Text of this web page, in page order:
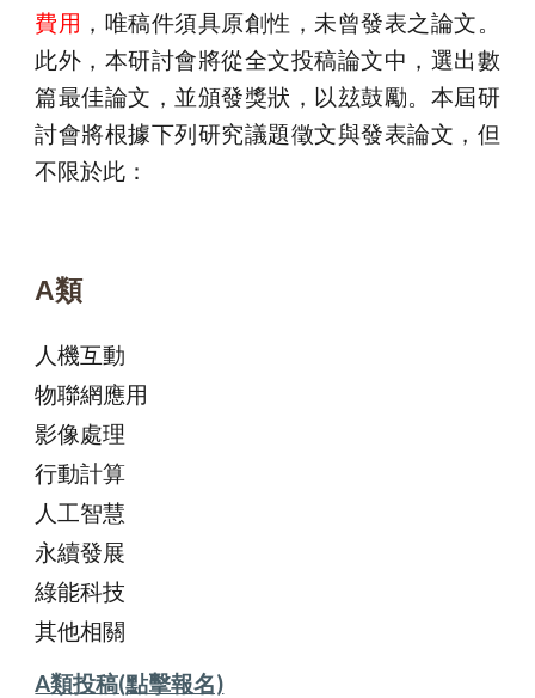
費用 ，唯稿件須具原創性，未曾發表之論文。
此外，本研討會將從全文投稿論文中，選出數
篇最佳論文，並頒發獎狀，以玆鼓勵。本屆研
討會將根據下列研究議題徵文與發表論文，但
不限於此：
A類
人機互動
物聯網應用
影像處理
行動計算
人工智慧
永續發展
綠能科技
其他相關
A類投稿(點擊報名)